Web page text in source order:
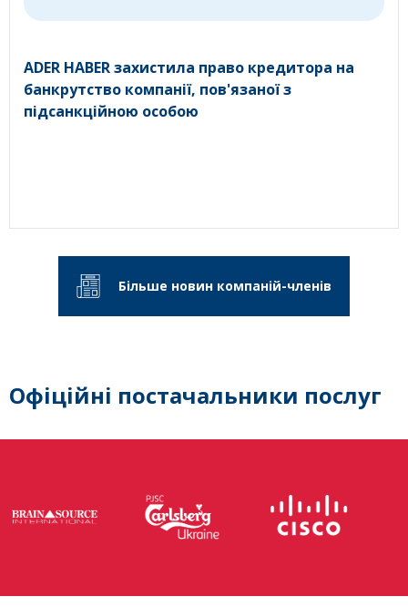
ADER HABER захистила право кредитора на
банкрутство компанії, пов'язаної з
підсанкційною особою
Більше новин компаній-членів
Офіційні постачальники послуг